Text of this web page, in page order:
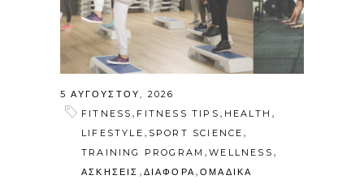
5 ΑΥΓΟΎΣΤΟΥ, 2026
FITNESS , FITNESS TIPS , HEALTH ,
LIFESTYLE , SPORT SCIENCE ,
TRAINING PROGRAM ,WELLNESS ,
ΑΣΚΗΣΕΙΣ , ΔΙΑΦΟΡΑ ,ΟΜΑΔΙΚΑ